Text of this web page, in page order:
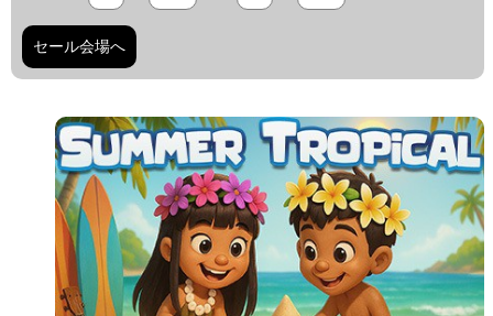
セール会場へ